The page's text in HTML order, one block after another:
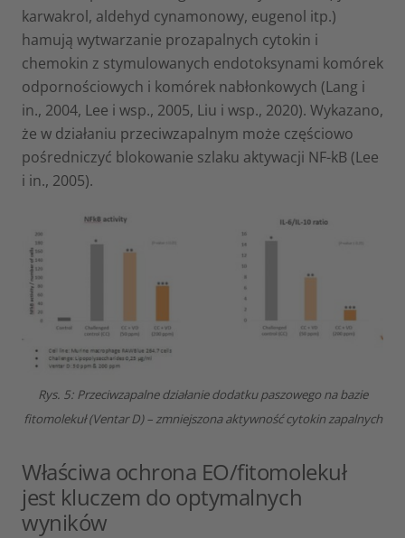
karwakrol, aldehyd cynamonowy, eugenol itp.)
hamują wytwarzanie prozapalnych cytokin i
chemokin z stymulowanych endotoksynami komórek
odpornościowych i komórek nabłonkowych (Lang i
in., 2004, Lee i wsp., 2005, Liu i wsp., 2020). Wykazano,
że w działaniu przeciwzapalnym może częściowo
pośredniczyć blokowanie szlaku aktywacji NF-kB (Lee
i in., 2005).
Rys. 5: Przeciwzapalne działanie dodatku paszowego na bazie
fitomolekuł (Ventar D) – zmniejszona aktywność cytokin zapalnych
Właściwa ochrona EO/fitomolekuł
jest kluczem do optymalnych
wyników